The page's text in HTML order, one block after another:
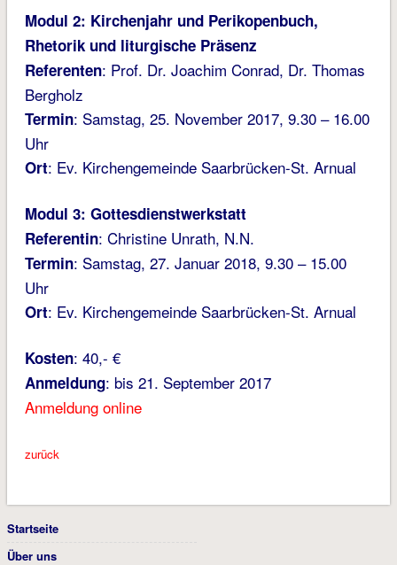
Modul 2: Kirchenjahr und Perikopenbuch,
Rhetorik und liturgische Präsenz
Referenten: Prof. Dr. Joachim Conrad, Dr. Thomas
Bergholz
Termin: Samstag, 25. November 2017, 9.30 – 16.00
Uhr
Ort: Ev. Kirchengemeinde Saarbrücken-St. Arnual
Modul 3: Gottesdienstwerkstatt
Referentin: Christine Unrath, N.N.
Termin: Samstag, 27. Januar 2018, 9.30 – 15.00
Uhr
Ort: Ev. Kirchengemeinde Saarbrücken-St. Arnual
Kosten: 40,- €
Anmeldung: bis 21. September 2017
Anmeldung online
zurück
Startseite
Über uns